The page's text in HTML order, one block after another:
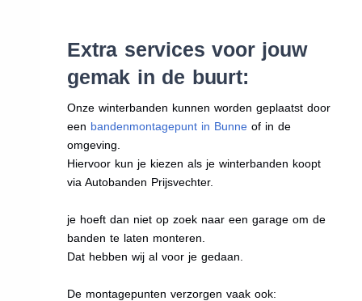
Extra services voor jouw
gemak in de buurt:
Onze winterbanden kunnen worden geplaatst door
een bandenmontagepunt in Bunne of in de
omgeving.
Hiervoor kun je kiezen als je winterbanden koopt
via Autobanden Prijsvechter.
je hoeft dan niet op zoek naar een garage om de
banden te laten monteren.
Dat hebben wij al voor je gedaan.
De montagepunten verzorgen vaak ook: